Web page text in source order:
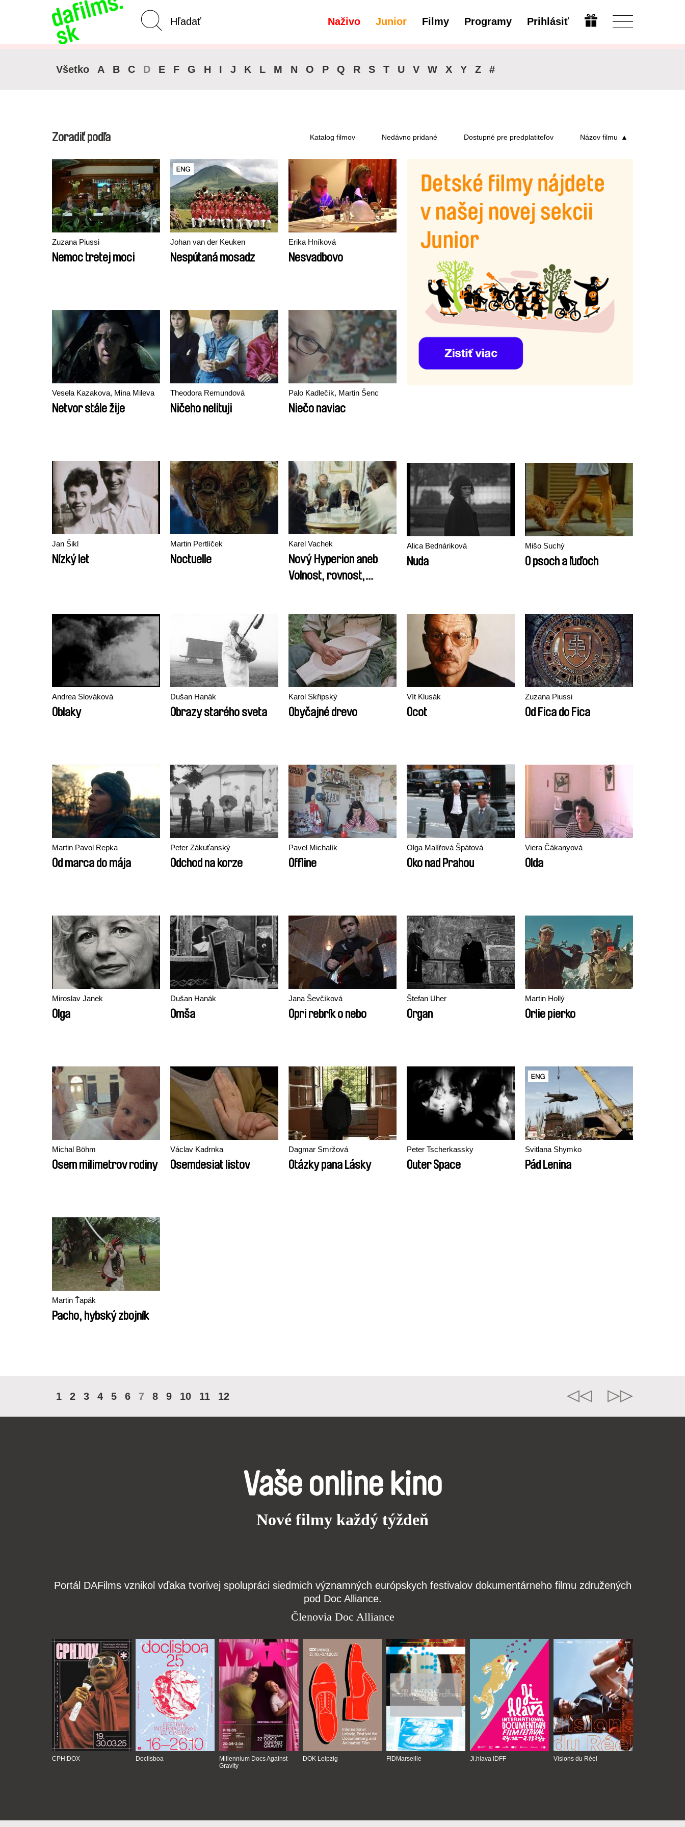
Naživo Junior Filmy Programy Prihlásiť
Pokročilé vyhľadávanie Dostupné pre predplatiteľov Upraviť
Všetko A B C D E F G H I J K L M N O P Q R S T U V W X Y Z #
Zoradiť podľa Katalog filmov Nedávno pridané Dostupné pre predplatiteľov Názov filmu
Zuzana Piussi
Nemoc tretej moci
Johan van der Keuken
Nespútaná mosadz
Erika Hníková
Nesvadbovo
Vesela Kazakova, Mina Mileva
Netvor stále žije
Theodora Remundová
Ničeho nelituji
Palo Kadlečík, Martin Šenc
Niečo naviac
Jan Šikl
Nízký let
Martin Pertlíček
Noctuelle
Karel Vachek
Nový Hyperion aneb
Volnost, rovnost,
Alica Bednáriková
Nuda
Mišo Suchý
O psoch a ľuďoch
Andrea Slováková
Oblaky
Dušan Hanák
Obrazy starého sveta
Karol Skřipský
Obyčajné drevo
Vít Klusák
Ocot
Zuzana Piussi
Od Fica do Fica
Martin Pavol Repka
Od marca do mája
Peter Zákuťanský
Odchod na korze
Pavel Michalík
Offline
Olga Malířová Špátová
Oko nad Prahou
Viera Čákanyová
Olda
Miroslav Janek
Olga
Dušan Hanák
Omša
Jana Ševčíková
Opri rebrík o nebo
Štefan Uher
Organ
Martin Hollý
Orlie pierko
Michal Böhm
Osem milimetrov rodiny
Václav Kadrnka
Osemdesiat listov
Dagmar Smržová
Otázky pana Lásky
Peter Tscherkassky
Outer Space
Svitlana Shymko
Pád Lenina
Martin Ťapák
Pacho, hybský zbojník
1 2 3 4 5 6 7 8 9 10 11 12
Vaše online kino
Nové filmy každý týždeň
Portál DAFilms vznikol vďaka tvorivej spolupráci siedmich významných európskych festivalov dokumentárneho filmu združených
pod Doc Alliance.
Členovia Doc Alliance
CPH:DOX Doclisboa
Millennium Docs Against
Gravity
DOK Leipzig FIDMarseille Ji.hlava IDFF Visions du Réel